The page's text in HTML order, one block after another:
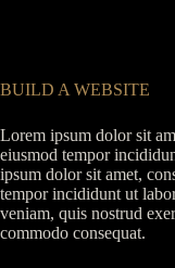
BUILD A WEBSITE
Lorem ipsum dolor sit
eiusmod tempor
ipsum dolor sit amet,
tempor incididunt ut
veniam, quis nostrud
commodo consequat.